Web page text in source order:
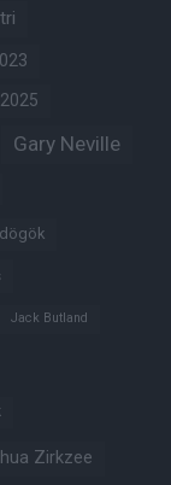
Gary Neville
Jack Butland
Zirkzee